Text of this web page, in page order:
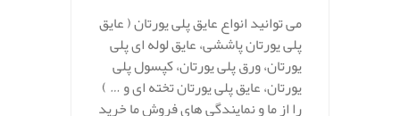
می توانید انواع عایق پلی یورتان ( عایق
پلی یورتان پاششی، عایق لوله ای پلی
یورتان، ورق پلی یورتان، کپسول پلی
یورتان، عایق پلی یورتان تخته ای و … )
را از ما و نمایندگی های فروش ما خرید